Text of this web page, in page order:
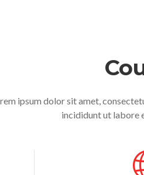
ipsum dolor sit amet,
incididunt ut labore